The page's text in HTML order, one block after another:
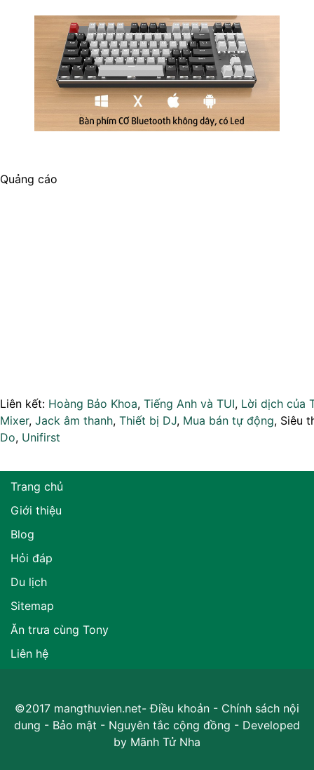
Quảng cáo
Liên kết: Hoàng Bảo Khoa, Tiếng Anh và TUI, Lời dịch của
Mixer, Jack âm thanh, Thiết bị DJ, Mua bán tự động, Siêu
Do, Unifirst
Trang chủ
Giới thiệu
Blog
Hỏi đáp
Du lịch
Sitemap
Ăn trưa cùng Tony
Liên hệ
©2017 mangthuvien.net-Điều khoản - Chính sách nội
dung - Bảo mật - Nguyên tắc cộng đồng - Developed
by Mãnh Tử Nha